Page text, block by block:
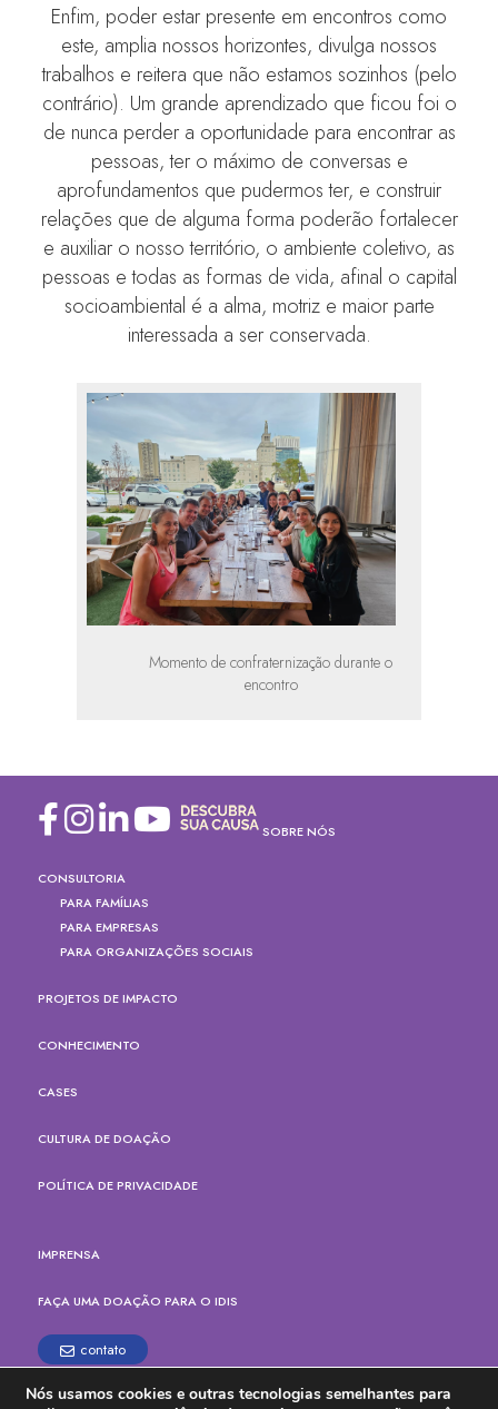
Enfim, poder estar presente em encontros como
este, amplia nossos horizontes, divulga nossos
trabalhos e reitera que não estamos sozinhos (pelo
contrário). Um grande aprendizado que ficou foi o
de nunca perder a oportunidade para encontrar as
pessoas, ter o máximo de conversas e
aprofundamentos que pudermos ter, e construir
relações que de alguma forma poderão fortalecer
e auxiliar o nosso território, o ambiente coletivo, as
pessoas e todas as formas de vida, afinal o capital
socioambiental é a alma, motriz e maior parte
interessada a ser conservada.
Momento de confraternização durante o
encontro
SOBRE NÓS
CONSULTORIA
PARA FAMÍLIAS
PARA EMPRESAS
PARA ORGANIZAÇÕES SOCIAIS
PROJETOS DE IMPACTO
CONHECIMENTO
CASES
CULTURA DE DOAÇÃO
POLÍTICA DE PRIVACIDADE
IMPRENSA
FAÇA UMA DOAÇÃO PARA O IDIS
contato
Rua Paes Leme, 524, cj.165
Nós usamos cookies e outras tecnologias semelhantes para